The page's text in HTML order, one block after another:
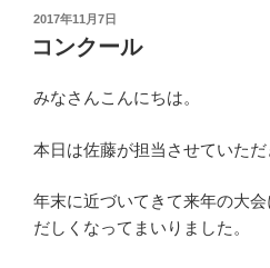
投
稿
日:
2017年11月7日
コンクール
みなさんこんにちは。
本日は佐藤が担当させていただ
年末に近づいてきて来年の大
だしくなってまいりました。